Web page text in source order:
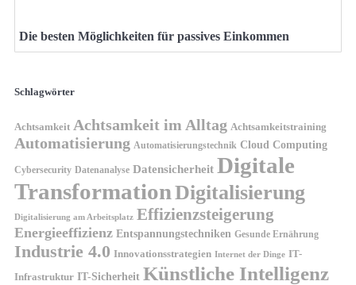
Die besten Möglichkeiten für passives Einkommen
Schlagwörter
Achtsamkeit Achtsamkeit im Alltag Achtsamkeitstraining
Automatisierung Automatisierungstechnik Cloud Computing
Cybersecurity Datenanalyse Datensicherheit Digitale
TransformationDigitalisierung
Digitalisierung am Arbeitsplatz Effizienzsteigerung
Energieeffizienz Entspannungstechniken Gesunde Ernährung
Industrie 4.0 Innovationsstrategien Internet der Dinge IT-
Infrastruktur IT-Sicherheit Künstliche Intelligenz